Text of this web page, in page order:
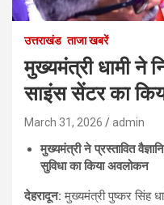
उत्तराखंड ताजा खबरें
मुख्यमंत्री धामी ने
साइंस सेंटर का
March 31, 2026 admin
मुख्यमंत्री ने प्रस्तावित
सुविधा का किया अवलोकन
देहरादून: मुख्यमंत्री पुष्कर सिंह